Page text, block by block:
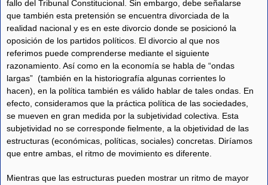
fallo del Tribunal Constitucional. Sin embargo, debe señalarse
que también esta pretensión se encuentra divorciada de la
realidad nacional y es en este divorcio donde se posicionó la
oposición de los partidos políticos. El divorcio al que nos
referimos puede comprenderse mediante el siguiente
razonamiento. Así como en la economía se habla de “ondas
largas” (también en la historiografía algunas corrientes lo
hacen), en la política también es válido hablar de tales ondas. En
efecto, consideramos que la práctica política de las sociedades,
se mueven en gran medida por la subjetividad colectiva. Esta
subjetividad no se corresponde fielmente, a la objetividad de las
estructuras (económicas, políticas, sociales) concretas. Diríamos
que entre ambas, el ritmo de movimiento es diferente.
Mientras que las estructuras pueden mostrar un ritmo de mayor